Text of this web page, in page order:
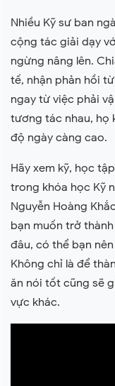
Nhiều Kỹ sư ban
cộng tác giải dạy
ngừng nâng lên.
tế, nhận phản hồi
ngay từ việc phải
tương tác nhau, họ
độ ngày càng cao.
Hãy xem kỹ, học
trong khóa học Kỹ
Nguyễn Hoàng
bạn muốn trở
đâu, có thể bạn
Không chỉ là để
ăn nói tốt cũng sẽ
vực khác.